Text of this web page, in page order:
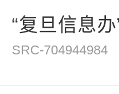
“复旦信息
SRC-704944984